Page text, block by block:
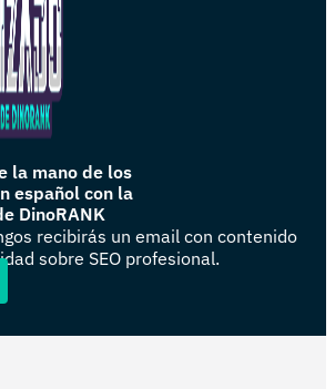
la mano de los
español con la
DinoRANK
recibirás un email con contenido
sobre SEO profesional.